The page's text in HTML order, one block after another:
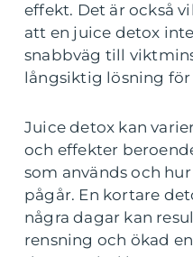
effekt. Det är också
att en juice detox
snabbväg till
långsiktig lösning för
Juice detox kan
och effekter
som används och
pågår. En kortare
några dagar kan
rensning och ökad